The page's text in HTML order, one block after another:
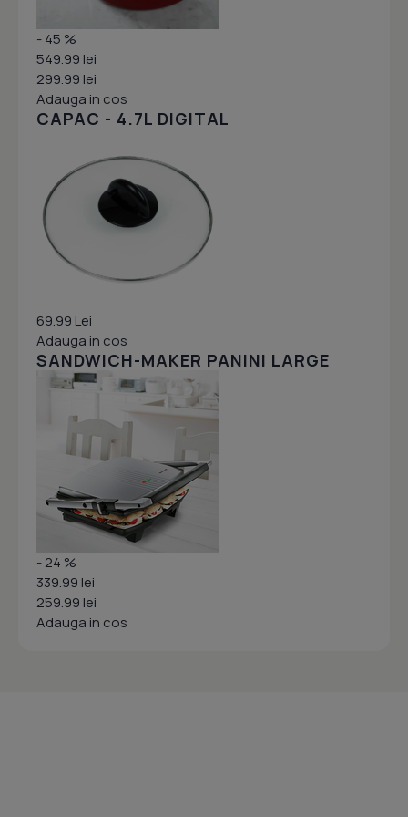
- 45 %
549.99 lei
299.99 lei
Adauga in cos
CAPAC - 4.7L DIGITAL
69.99 Lei
Adauga in cos
SANDWICH-MAKER PANINI LARGE
- 24 %
339.99 lei
259.99 lei
Adauga in cos